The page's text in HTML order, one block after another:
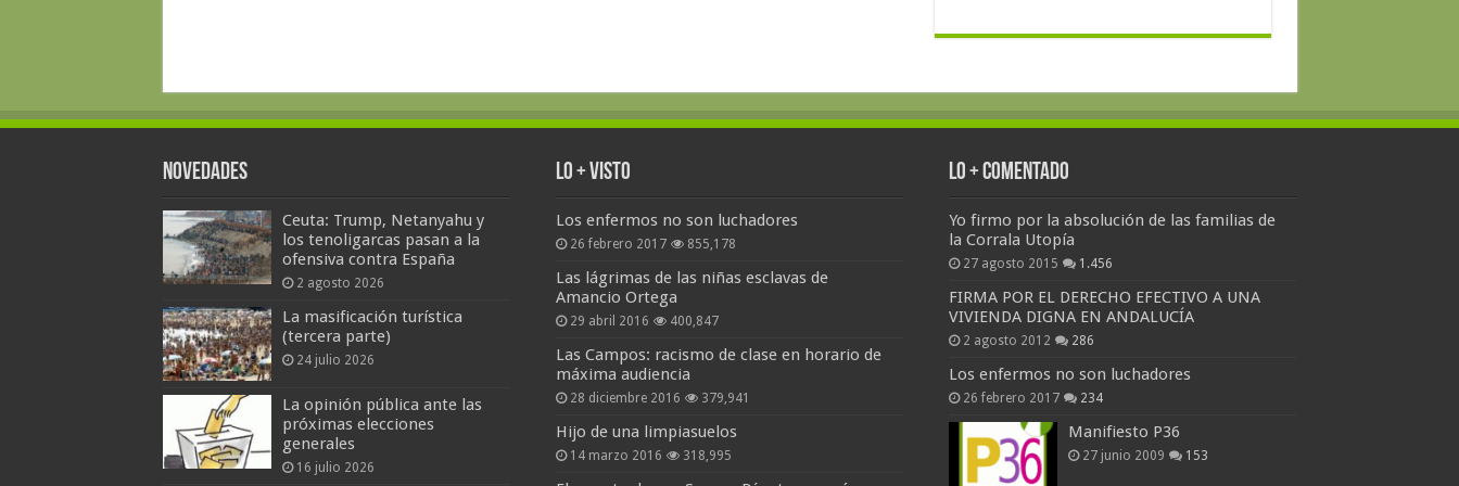
Novedades
Ceuta: Trump, Netanyahu y
los tenoligarcas pasan a la
ofensiva contra España
2 agosto 2026
La masificación turística
(tercera parte)
24 julio 2026
La opinión pública ante las
próximas elecciones
generales
16 julio 2026
Lo + Visto
Los enfermos no son luchadores
26 febrero 2017 855,178
Las lágrimas de las niñas esclavas de
Amancio Ortega
29 abril 2016 400,847
Las Campos: racismo de clase en horario de
máxima audiencia
28 diciembre 2016 379,941
Hijo de una limpiasuelos
14 marzo 2016 318,995
Lo + Comentado
Yo firmo por la absolución de las familias de
la Corrala Utopía
27 agosto 2015 1.456
FIRMA POR EL DERECHO EFECTIVO A UNA
VIVIENDA DIGNA EN ANDALUCÍA
2 agosto 2012 286
Los enfermos no son luchadores
26 febrero 2017 234
Manifiesto P36
27 junio 2009 153